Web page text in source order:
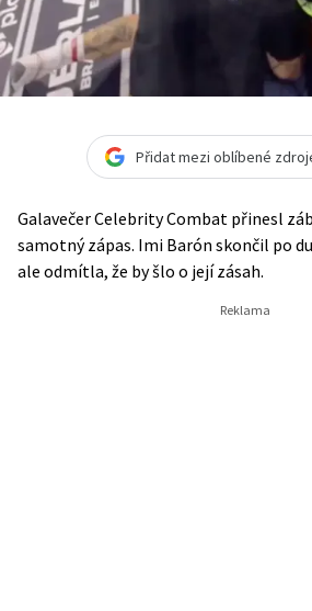
Přidat mezi oblíbené
Galavečer Celebrity Combat přinesl
samotný zápas. Imi Barón skončil po
ale odmítla, že by šlo o její zásah.